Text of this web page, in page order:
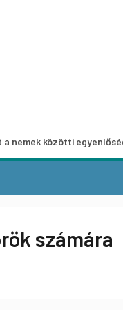
egyenlőség európai
számára